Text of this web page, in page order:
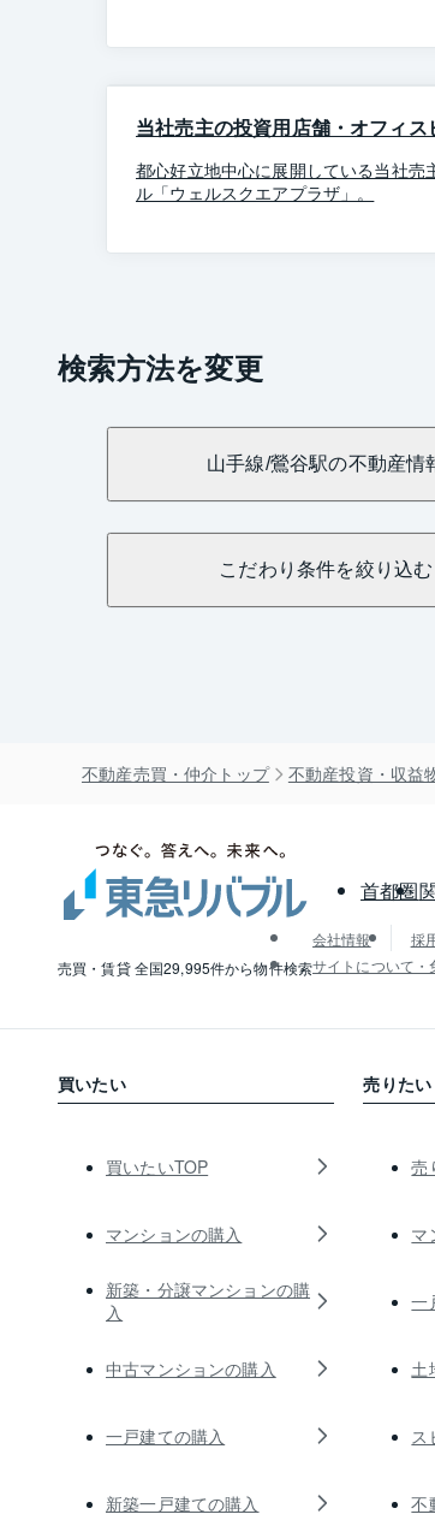
当社売主の投資用店舗・オフィス
都心好立地中心に展開している当社売
ル「ウェルスクエアプラザ」。
検索方法を変更
山手線/鶯谷駅の不動産情
こだわり条件を絞り込む
不動産売買・仲介トップ 不動産投資・収益
売買・賃貸 全国29,995件から物件検索
首都圏
会社情報 採
サイトについて・
買いたい
買いたいTOP
マンションの購入
新築・分譲マンションの購
入
中古マンションの購入
一戸建ての購入
新築一戸建ての購入
売りたい
売
マ
一
土
ス
不